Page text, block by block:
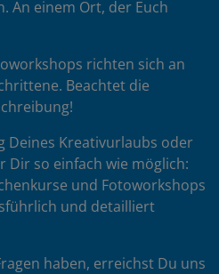
An einem Ort, der Euch
richten sich an
Beachtet die
Deines Kreativurlaubs oder
Dir so einfach wie möglich:
und Fotoworkshops
und detailliert
haben, erreichst Du uns